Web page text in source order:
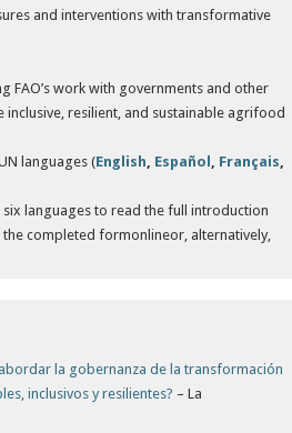
and interventions with transformative
work with governments and other
inclusive, resilient, and sustainable agrifood
languages (English Español Français
languages to read the full introduction
completed formonlineor, alternatively,
la gobernanza de la transformación
inclusivos y resilientes? – La